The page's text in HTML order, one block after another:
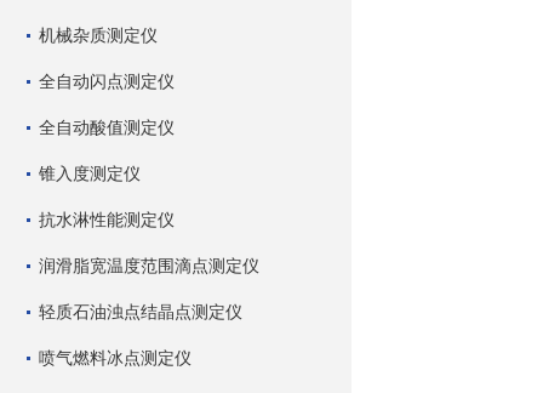
机械杂质测定仪
全自动闪点测定仪
全自动酸值测定仪
锥入度测定仪
抗水淋性能测定仪
润滑脂宽温度范围滴点测定仪
轻质石油浊点结晶点测定仪
喷气燃料冰点测定仪